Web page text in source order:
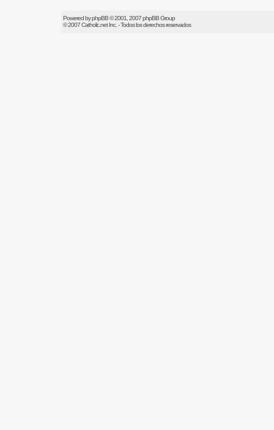
Powered byphpBB© 2001, 2007 phpBB Group
© 2007Catholic.netInc. - Todos los derechos reservados